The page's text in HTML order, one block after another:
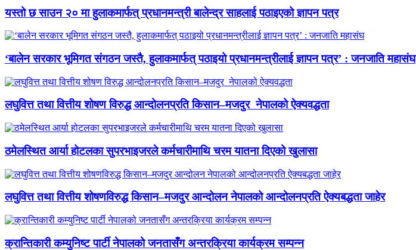
यस्तो छ साउन २० मा हुलाकमार्फत् प्रधानमन्त्री बालेन्द्र साहलाई पठाइएको ज्ञापन पत्र
‘बालेन सरकार भूमिगत संगठन जस्तै, हुलाकमार्फत् पठाइयो प्रधानमन्त्रीलाई ज्ञापन पत्र’ : जनजाति महासंघ
लघुवित्त तथा वित्तीय शोषण विरुद्ध आन्दोलनप्रति किसान–मजदुर नेपालको ऐक्यवद्धता
ठमेलस्थित आर्या होटलका सुपरभाइजरले कर्मचारीमाथि चरम यातना दिएको खुलासा
लघुवित्त तथा वित्तीय शोषणविरुद्ध किसान–मजदुर आन्दोलन नेपालको आन्दोलनप्रति ऐक्यबद्धता जाहेर
क्रान्तिकारी कम्युनिष्ट पार्टी नेपालको जनतासँग अन्तरक्रिया कार्यक्रम सम्पन्न